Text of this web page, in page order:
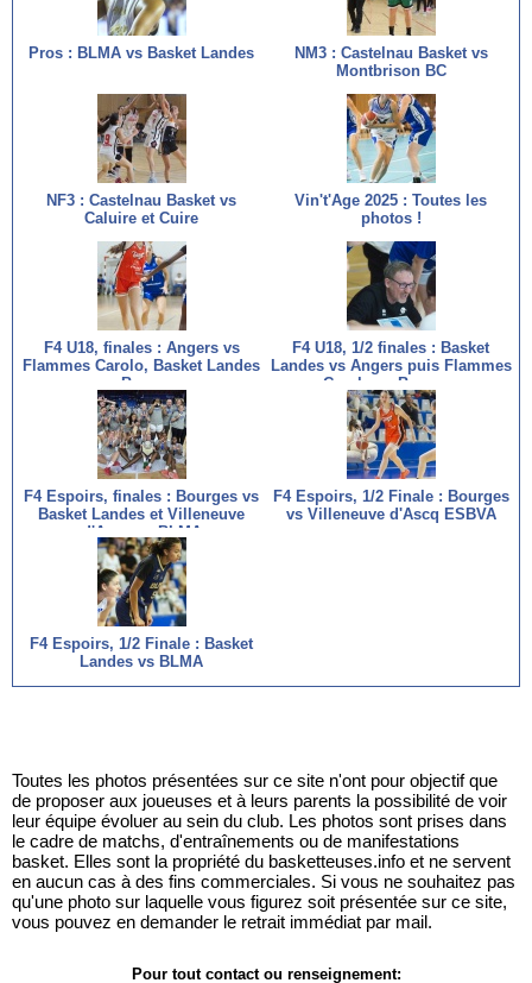
Pros : BLMA vs Basket Landes
NM3 : Castelnau Basket vs
Montbrison BC
NF3 : Castelnau Basket vs
Caluire et Cuire
Vin't'Age 2025 : Toutes les
photos !
F4 U18, finales : Angers vs
Flammes Carolo, Basket Landes
vs Bourges
F4 U18, 1/2 finales : Basket
Landes vs Angers puis Flammes
Carolo vs Bourges
F4 Espoirs, finales : Bourges vs
Basket Landes et Villeneuve
d'Ascq vs BLMA
F4 Espoirs, 1/2 Finale : Bourges
vs Villeneuve d'Ascq ESBVA
F4 Espoirs, 1/2 Finale : Basket
Landes vs BLMA
Toutes les photos présentées sur ce site n'ont pour objectif que
de proposer aux joueuses et à leurs parents la possibilité de voir
leur équipe évoluer au sein du club. Les photos sont prises dans
le cadre de matchs, d'entraînements ou de manifestations
basket. Elles sont la propriété du basketteuses.info et ne servent
en aucun cas à des fins commerciales. Si vous ne souhaitez pas
qu'une photo sur laquelle vous figurez soit présentée sur ce site,
vous pouvez en demander le retrait immédiat par mail.
Pour tout contact ou renseignement: